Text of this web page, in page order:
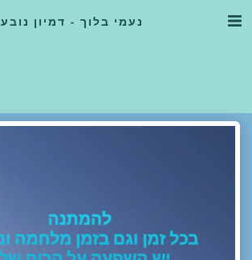
נעמי בלוך - דמיון נובע